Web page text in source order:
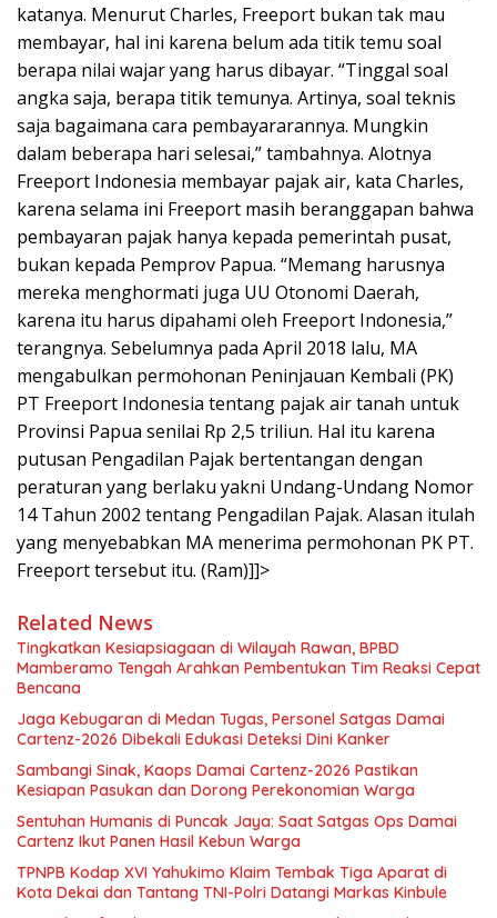
katanya. Menurut Charles, Freeport bukan tak mau
membayar, hal ini karena belum ada titik temu soal
berapa nilai wajar yang harus dibayar. “Tinggal soal
angka saja, berapa titik temunya. Artinya, soal teknis
saja bagaimana cara pembayararannya. Mungkin
dalam beberapa hari selesai,” tambahnya. Alotnya
Freeport Indonesia membayar pajak air, kata Charles,
karena selama ini Freeport masih beranggapan bahwa
pembayaran pajak hanya kepada pemerintah pusat,
bukan kepada Pemprov Papua. “Memang harusnya
mereka menghormati juga UU Otonomi Daerah,
karena itu harus dipahami oleh Freeport Indonesia,”
terangnya. Sebelumnya pada April 2018 lalu, MA
mengabulkan permohonan Peninjauan Kembali (PK)
PT Freeport Indonesia tentang pajak air tanah untuk
Provinsi Papua senilai Rp 2,5 triliun. Hal itu karena
putusan Pengadilan Pajak bertentangan dengan
peraturan yang berlaku yakni Undang-Undang Nomor
14 Tahun 2002 tentang Pengadilan Pajak. Alasan itulah
yang menyebabkan MA menerima permohonan PK PT.
Freeport tersebut itu. (Ram)]]>
Related News
Tingkatkan Kesiapsiagaan di Wilayah Rawan, BPBD
Mamberamo Tengah Arahkan Pembentukan Tim Reaksi Cepat
Bencana
Jaga Kebugaran di Medan Tugas, Personel Satgas Damai
Cartenz-2026 Dibekali Edukasi Deteksi Dini Kanker
Sambangi Sinak, Kaops Damai Cartenz-2026 Pastikan
Kesiapan Pasukan dan Dorong Perekonomian Warga
Sentuhan Humanis di Puncak Jaya: Saat Satgas Ops Damai
Cartenz Ikut Panen Hasil Kebun Warga
TPNPB Kodap XVI Yahukimo Klaim Tembak Tiga Aparat di
Kota Dekai dan Tantang TNI-Polri Datangi Markas Kinbule